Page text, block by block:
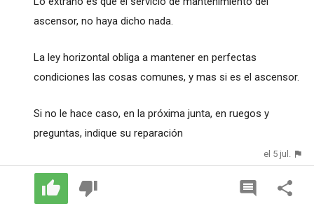
ascensor, no haya dicho nada.
La ley horizontal obliga a mantener en perfectas
condiciones las cosas comunes, y mas si es el ascensor.
Si no le hace caso, en la próxima junta, en ruegos y
preguntas, indique su reparación
el 5 jul.